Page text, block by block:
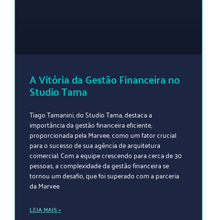
A Vitória da Gestão Financeira no
Studio Tama
Tiago Tamanini, do Studio Tama, destaca a
importância da gestão financeira eficiente,
proporcionada pela Marvee, como um fator crucial
para o sucesso de sua agência de arquitetura
comercial. Com a equipe crescendo para cerca de 30
pessoas, a complexidade da gestão financeira se
tornou um desafio, que foi superado com a parceria
da Marvee
LEIA MAIS »